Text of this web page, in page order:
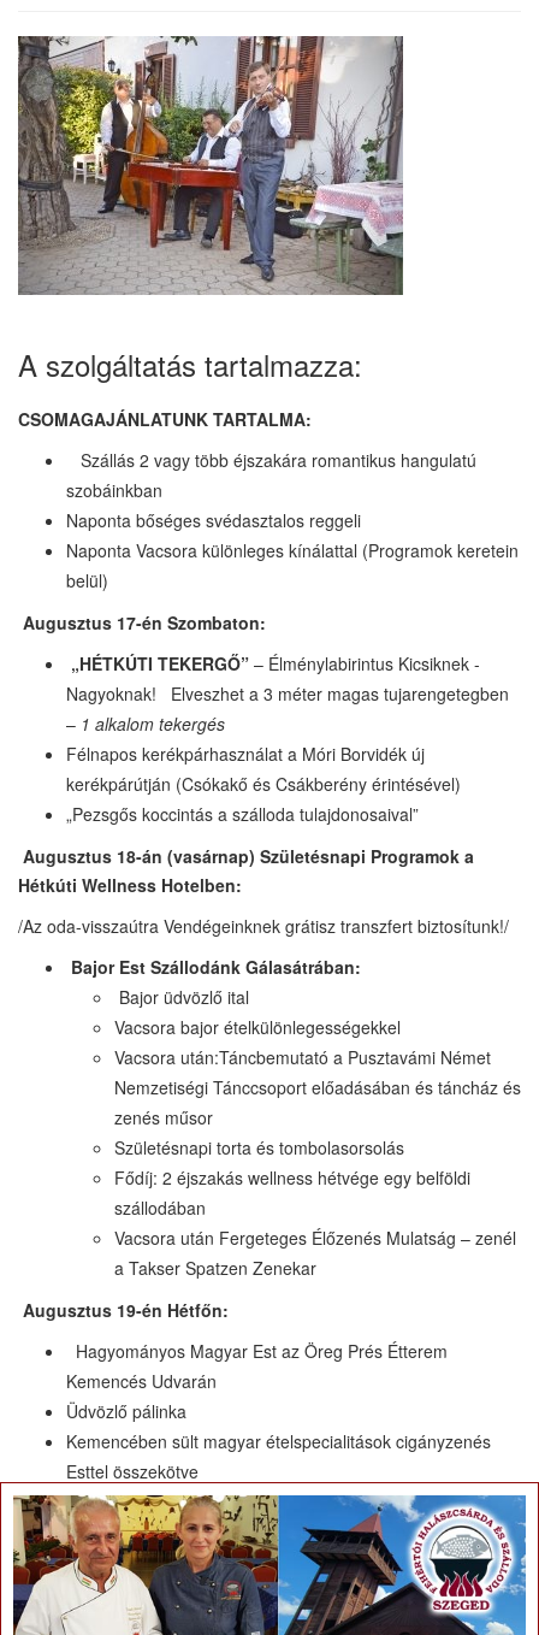
A szolgáltatás tartalmazza:
CSOMAGAJÁNLATUNK TARTALMA:
 Szállás 2 vagy több éjszakára romantikus hangulatú
szobáinkban
Naponta bőséges svédasztalos reggeli
Naponta Vacsora különleges kínálattal (Programok keretein
belül)
Augusztus 17-én Szombaton:
„HÉTKÚTI TEKERGŐ” – Élménylabirintus Kicsiknek -
Nagyoknak! Elveszhet a 3 méter magas tujarengetegben
– 1 alkalom tekergés
Félnapos kerékpárhasználat a Móri Borvidék új
kerékpárútján (Csókakő és Csákberény érintésével)
„Pezsgős koccintás a szálloda tulajdonosaival”
Augusztus 18-án (vasárnap) Születésnapi Programok a
Hétkúti Wellness Hotelben:
/Az oda-visszaútra Vendégeinknek grátisz transzfert biztosítunk!/
Bajor Est Szállodánk Gálasátrában:
Bajor üdvözlő ital
Vacsora bajor ételkülönlegességekkel
Vacsora után:Táncbemutató a Pusztavámi Német
Nemzetiségi Tánccsoport előadásában és táncház és
zenés műsor
Születésnapi torta és tombolasorsolás
Fődíj: 2 éjszakás wellness hétvége egy belföldi
szállodában
Vacsora után Fergeteges Élőzenés Mulatság – zenél
a Takser Spatzen Zenekar
Augusztus 19-én Hétfőn:
Hagyományos Magyar Est az Öreg Prés Étterem
Kemencés Udvarán
Üdvözlő pálinka
Kemencében sült magyar ételspecialitások cigányzenés
Esttel összekötve
Az oda visszaútra vendégeinknek grátisz transzfert
biztosítunk!
Naponta belépő a Hétkúti Wellness Hotel Vízi Világába:
(úszómedence ellenáramoltatóval és nyakzuhany
masszírozóval, gyermekmedence vízigombával, 6 állású
×